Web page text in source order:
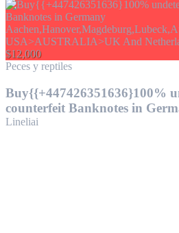
$12,000
Peces y reptiles
Buy{{+447426351636}100%
counterfeit Banknotes in
Lineliai